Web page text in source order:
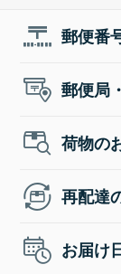
郵便番
郵便局
荷物の
再配達
お届け